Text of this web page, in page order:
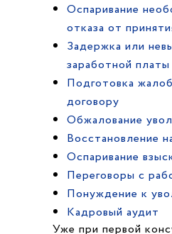
Оспаривание
отказа от
Задержка или
заработной платы
Подготовка
договору
Обжалование
Восстановление
Оспаривание
Переговоры с
Понуждение к
Кадровый аудит
Уже при первой